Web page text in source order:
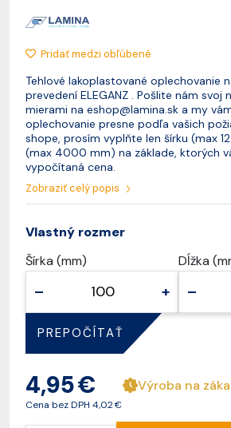
Pridať medzi obľúbené
Tehlové lakoplastované oplechovanie
prevedení ELEGANZ . Pošlite nám svoj
mierami na eshop@lamina.sk a my
oplechovanie presne podľa vašich
shope, prosím vyplňte len šírku (max
(max 4000 mm) na základe, ktorých
vypočítaná cena.
Zobraziť celý popis
Vlastný rozmer
Šírka (mm)
– +
Dĺžka
–
PREPOČÍTAŤ
4,95 €
Cena bez DPH 4,02 €
Výroba na